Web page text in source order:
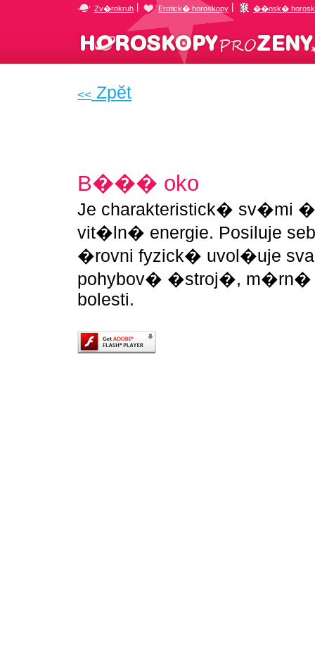
Zv�rokruh Erotick� horoskopy ��nsk�
<< Zpĕt
B��� oko
Je charakteristick� sv�mi
vit�ln� energie. Posiluje
�rovni fyzick� uvol�uje
pohybov� �stroj�,
bolesti.